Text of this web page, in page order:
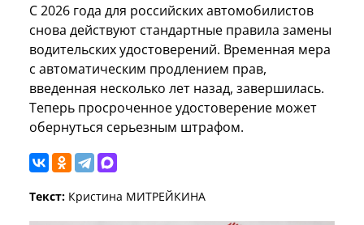
С 2026 года для российских автомобилистов
снова действуют стандартные правила замены
водительских удостоверений. Временная мера
с автоматическим продлением прав,
введенная несколько лет назад, завершилась.
Теперь просроченное удостоверение может
обернуться серьезным штрафом.
Текст: Кристина МИТРЕЙКИНА